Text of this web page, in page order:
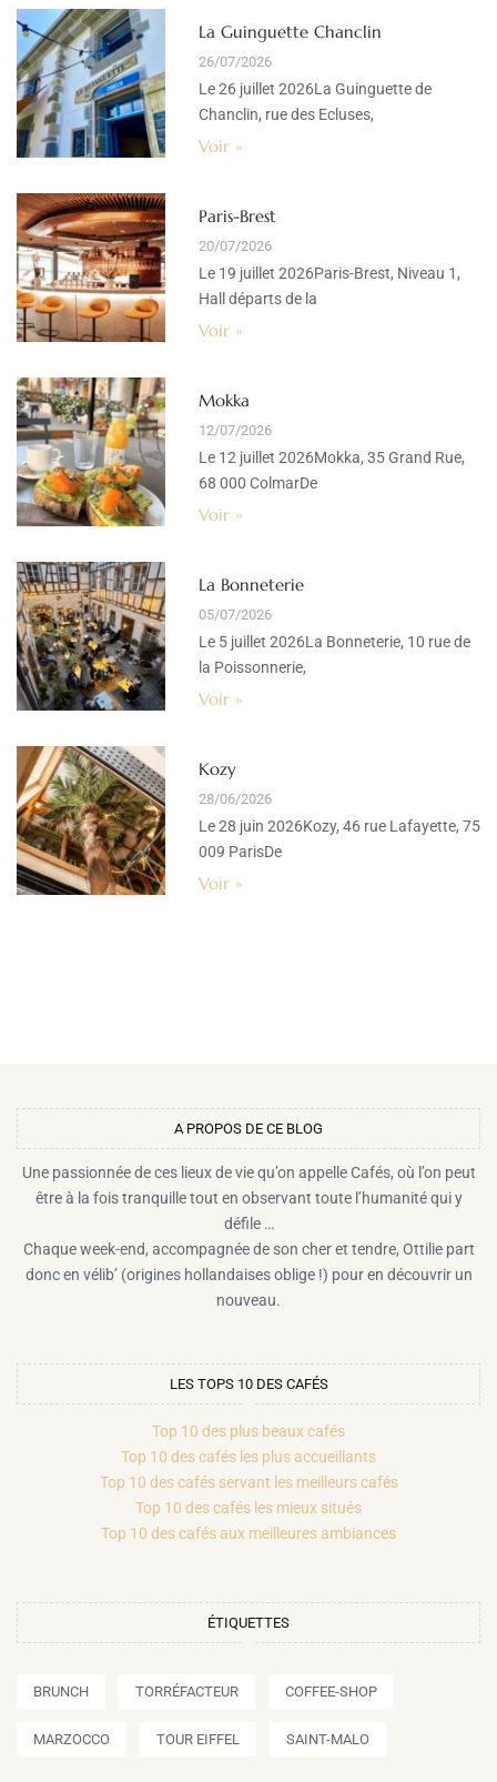
La Guinguette Chanclin
26/07/2026
Le 26 juillet 2026La Guinguette de
Chanclin, rue des Ecluses,
Voir »
Paris-Brest
20/07/2026
Le 19 juillet 2026Paris-Brest, Niveau 1,
Hall départs de la
Voir »
Mokka
12/07/2026
Le 12 juillet 2026Mokka, 35 Grand Rue,
68 000 ColmarDe
Voir »
La Bonneterie
05/07/2026
Le 5 juillet 2026La Bonneterie, 10 rue de
la Poissonnerie,
Voir »
Kozy
28/06/2026
Le 28 juin 2026Kozy, 46 rue Lafayette, 75
009 ParisDe
Voir »
A PROPOS DE CE BLOG​
Une passionnée de ces lieux de vie qu’on appelle Cafés, où l’on peut
être à la fois tranquille tout en observant toute l’humanité qui y
défile …
Chaque week-end, accompagnée de son cher et tendre, Ottilie part
donc en vélib’ (origines hollandaises oblige !) pour en découvrir un
nouveau.
LES TOPS 10 DES CAFÉS
Top 10 des plus beaux cafés
Top 10 des cafés les plus accueillants
Top 10 des cafés servant les meilleurs cafés
Top 10 des cafés les mieux situés
Top 10 des cafés aux meilleures ambiances
ÉTIQUETTES
BRUNCH TORRÉFACTEUR COFFEE-SHOP
MARZOCCO TOUR EIFFEL SAINT-MALO